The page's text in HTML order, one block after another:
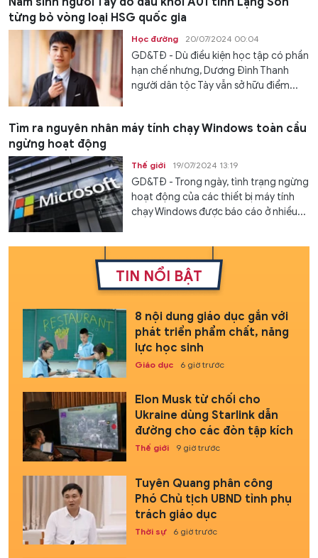
từng bỏ vòng loại HSG quốc gia
Học đường 20/07/2024 00:04
GD&TĐ - Dù điều kiện học tập có phần
hạn chế nhưng, Dương Đình Thanh
người dân tộc Tày vẫn sở hữu điểm...
Tìm ra nguyên nhân máy tính chạy Windows toàn cầu
ngừng hoạt động
Thế giới 19/07/2024 13:19
GD&TĐ - Trong ngày, tình trạng ngừng
hoạt động của các thiết bị máy tính
chạy Windows được báo cáo ở nhiều...
TIN NỔI BẬT
8 nội dung giáo dục gắn với
phát triển phẩm chất, năng
lực học sinh
Giáo dục 6 giờ trước
Elon Musk từ chối cho
Ukraine dùng Starlink dẫn
đường cho các đòn tập kích
Thế giới 9 giờ trước
Tuyên Quang phân công
Phó Chủ tịch UBND tỉnh phụ
trách giáo dục
Thời sự 6 giờ trước